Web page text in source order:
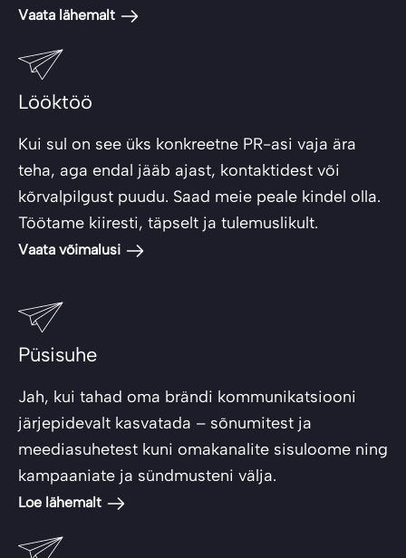
Vaata lähemalt
Lööktöö
Kui sul on see üks konkreetne PR-asi vaja ära
teha, aga endal jääb ajast, kontaktidest või
kõrvalpilgust puudu. Saad meie peale kindel olla.
Töötame kiiresti, täpselt ja tulemuslikult.
Vaata võimalusi
Püsisuhe
Jah, kui tahad oma brändi kommunikatsiooni
järjepidevalt kasvatada – sõnumitest ja
meediasuhetest kuni omakanalite sisuloome ning
kampaaniate ja sündmusteni välja.
Loe lähemalt